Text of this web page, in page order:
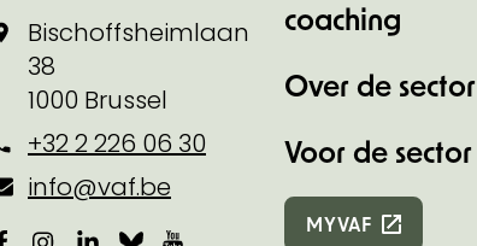
Bischoffsheimlaan
38
1000 Brussel
+32 2 226 06 30
info@vaf.be
Facebook
Instagram
LinkedIn
BlueskyYouTube
coaching
Over de sector
Voor de sector
MYVAF